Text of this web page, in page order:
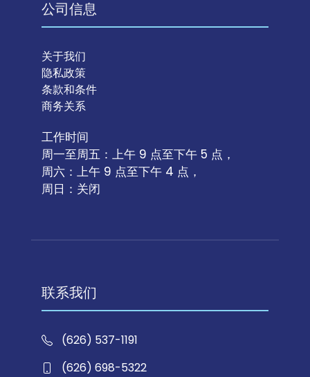
公司信息
关于我们
隐私政策
条款和条件
商务关系
工作时间
周一至周五：上午 9 点至下午 5 点，
周六：上午 9 点至下午 4 点，
周日：关闭
联系我们
(626) 537-1191
(626) 698-5322